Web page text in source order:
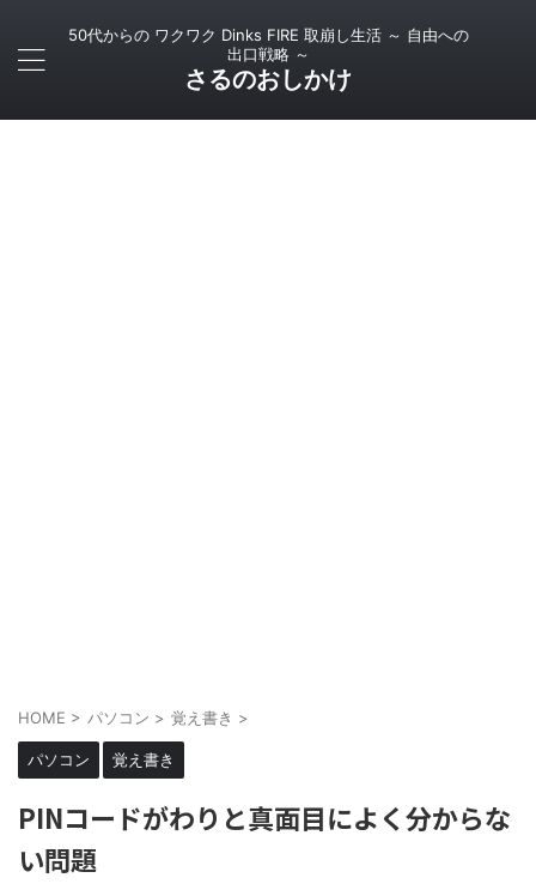
50代からの ワクワク Dinks FIRE 取崩し生活 ～ 自由への
出口戦略 ～
さるのおしかけ
HOME > パソコン > 覚え書き >
パソコン 覚え書き
PINコードがわりと真面目によく分からな
い問題